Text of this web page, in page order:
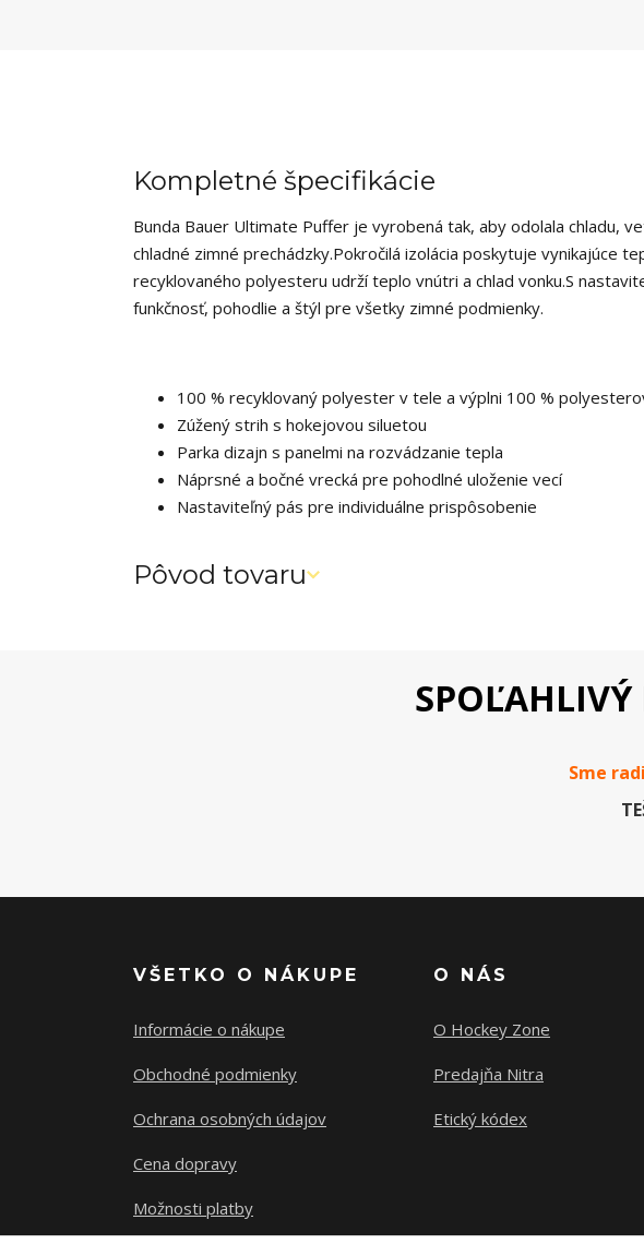
Kompletné špecifikácie
Bunda Bauer Ultimate Puffer je vyrobená tak, aby odolala chladu,
chladné zimné prechádzky.Pokročilá izolácia poskytuje vynikajúce
recyklovaného polyesteru udrží teplo vnútri a chlad vonku.S
funkčnosť, pohodlie a štýl pre všetky zimné podmienky.
100 % recyklovaný polyester v tele a výplni 100 %
Zúžený strih s hokejovou siluetou
Parka dizajn s panelmi na rozvádzanie tepla
Náprsné a bočné vrecká pre pohodlné uloženie vecí
Nastaviteľný pás pre individuálne prispôsobenie
Pôvod tovaru
Sme
VŠETKO O NÁKUPE
Informácie o nákupe
Obchodné podmienky
Ochrana osobných údajov
Cena dopravy
Možnosti platby
O NÁS
O Hockey Zone
Predajňa Nitra
Etický kódex